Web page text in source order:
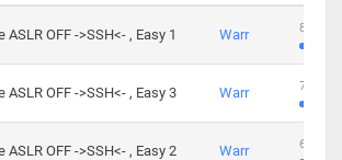
OFF ->SSH<- , Easy 1 Warr 801
OFF ->SSH<- , Easy 3 Warr 746
OFF ->SSH<- , Easy 2 Warr 681